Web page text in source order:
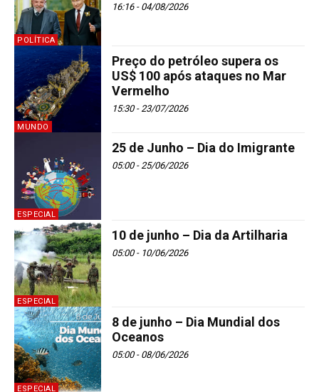
POLÍTICA
16:16 - 04/08/2026
MUNDO
Preço do petróleo supera os
US$ 100 após ataques no Mar
Vermelho
15:30 - 23/07/2026
ESPECIAL
25 de Junho – Dia do Imigrante
05:00 - 25/06/2026
ESPECIAL
10 de junho – Dia da Artilharia
05:00 - 10/06/2026
ESPECIAL
8 de junho – Dia Mundial dos
Oceanos
05:00 - 08/06/2026